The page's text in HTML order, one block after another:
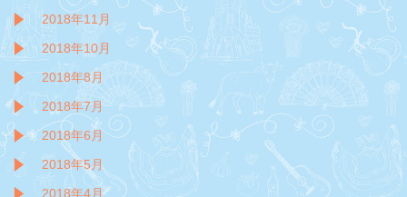
2018年11月
2018年10月
2018年8月
2018年7月
2018年6月
2018年5月
2018年4月